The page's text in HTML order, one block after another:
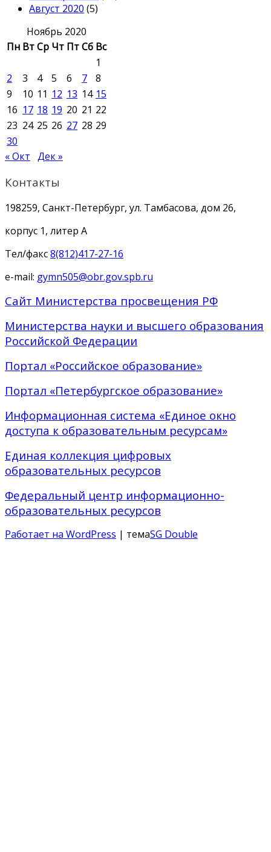
Август 2020 (5)
Ноябрь 2020
Пн ВтСр Чт ПтСб Вс
1
2
3 4 5 6 7
8
9
10 11 12 13 14 15
16 17 18 19 20 21 22
23 24 25 26 27 28 29
30
« Окт Дек »
Контакты
198259, Санкт-Петербург, ул. Тамбасова, дом 26,
корпус 1, литер А
Тел/факс8(812)417-27-16
e-mail: gymn505@obr.gov.spb.ru
Сайт Министерства просвещения РФ
Министерства науки и высшего образования
Российской Федерации
Портал «Российское образование»
Портал «Петербургское образование»
Информационная система «Единое окно
доступа к образовательным ресурсам»
Единая коллекция цифровых
образовательных ресурсов
Федеральный центр информационно-
образовательных ресурсов
Работает на WordPress | темаSG Double